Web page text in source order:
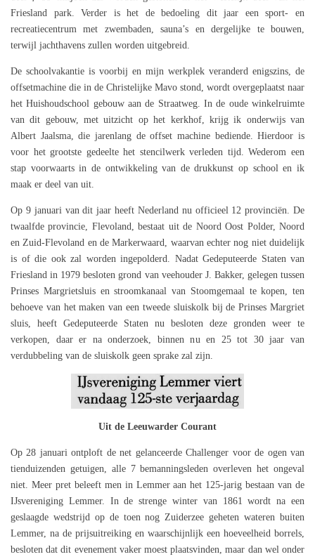
Friesland park. Verder is het de bedoeling dit jaar een sport- en
recreatiecentrum met zwembaden, sauna’s en dergelijke te bouwen,
terwijl jachthavens zullen worden uitgebreid.
De schoolvakantie is voorbij en mijn werkplek veranderd enigszins, de
offsetmachine die in de Christelijke Mavo stond, wordt overgeplaatst naar
het Huishoudschool gebouw aan de Straatweg. In de oude winkelruimte
van dit gebouw, met uitzicht op het kerkhof, krijg ik onderwijs van
Albert Jaalsma, die jarenlang de offset machine bediende. Hierdoor is
voor het grootste gedeelte het stencilwerk verleden tijd. Wederom een
stap voorwaarts in de ontwikkeling van de drukkunst op school en ik
maak er deel van uit.
Op 9 januari van dit jaar heeft Nederland nu officieel 12 provinciën. De
twaalfde provincie, Flevoland, bestaat uit de Noord Oost Polder, Noord
en Zuid-Flevoland en de Markerwaard, waarvan echter nog niet duidelijk
is of die ook zal worden ingepolderd. Nadat Gedeputeerde Staten van
Friesland in 1979 besloten grond van veehouder J. Bakker, gelegen tussen
Prinses Margrietsluis en stroomkanaal van Stoomgemaal te kopen, ten
behoeve van het maken van een tweede sluiskolk bij de Prinses Margriet
sluis, heeft Gedeputeerde Staten nu besloten deze gronden weer te
verkopen, daar er na onderzoek, binnen nu en 25 tot 30 jaar van
verdubbeling van de sluiskolk geen sprake zal zijn.
Uit de Leeuwarder Courant
Op 28 januari ontploft de net gelanceerde Challenger voor de ogen van
tienduizenden getuigen, alle 7 bemanningsleden overleven het ongeval
niet. Meer pret beleeft men in Lemmer aan het 125-jarig bestaan van de
IJsvereniging Lemmer. In de strenge winter van 1861 wordt na een
geslaagde wedstrijd op de toen nog Zuiderzee geheten wateren buiten
Lemmer, na de prijsuitreiking en waarschijnlijk een hoeveelheid borrels,
besloten dat dit evenement vaker moest plaatsvinden, maar dan wel onder